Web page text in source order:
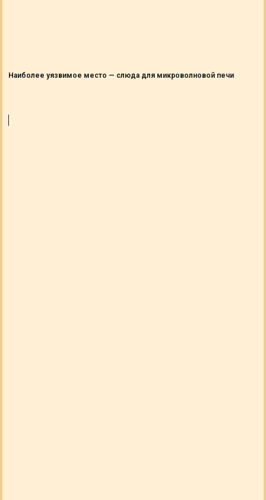
Наиболее уязвимое место — слюда для микроволновой печи